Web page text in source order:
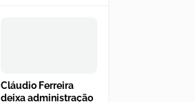
Cláudio Ferreira
deixa administração